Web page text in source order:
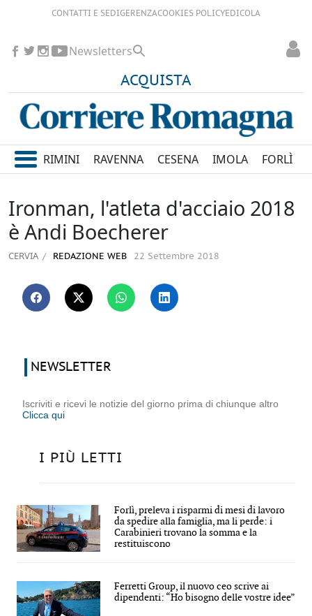
CONTATTI E SEDIGERENZACOOKIES POLICYEDICOLA
ACQUISTA
Newsletters
RIMINI RAVENNA CESENA IMOLA FORLÌ
Ironman, l'atleta d'acciaio 2018
è Andi Boecherer
CERVIA REDAZIONE WEB 22 Settembre 2018
NEWSLETTER
Iscriviti e ricevi le notizie del giorno prima di chiunque altro
Clicca qui
I PIÙ LETTI
Forlì, preleva i risparmi di mesi di lavoro
da spedire alla famiglia, ma li perde: i
Carabinieri trovano la somma e la
restituiscono
Ferretti Group, il nuovo ceo scrive ai
dipendenti: “Ho bisogno delle vostre idee”